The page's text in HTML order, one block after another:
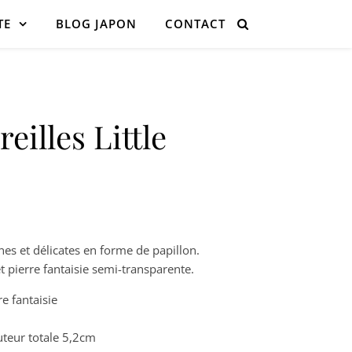
BLOG JAPON CONTACT
Little
et délicates en forme de papillon.
pierre fantaisie semi-transparente.
fantaisie
totale 5,2cm